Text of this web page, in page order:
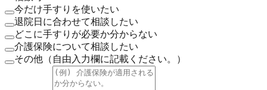
今だけ手すりを使いたい
退院日に合わせて相談したい
どこに手すりが必要か分からない
介護保険について相談したい
その他（自由入力欄に記載ください。）